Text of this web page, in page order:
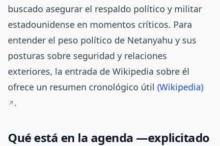
buscado asegurar el respaldo político y militar
estadounidense en momentos críticos. Para
entender el peso político de Netanyahu y sus
posturas sobre seguridad y relaciones
exteriores, la entrada de Wikipedia sobre él
ofrece un resumen cronológico útil (Wikipedia)
.
Qué está en la agenda —explicitado